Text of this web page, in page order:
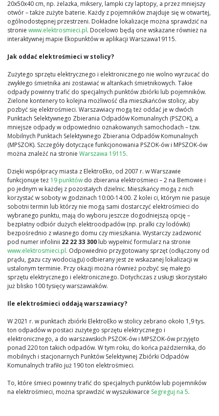
20x50x40 cm, np. żelazka, miksery, lampki czy laptopy, a przez mniejszy
otwór – także zużyte baterie. Każdy z pojemników znajduje się w otwartej,
ogólnodostępnej przestrzeni. Dokładne lokalizacje można sprawdzić na
stronie www.elektrosmieci.pl. Docelowo będą one wskazane również na
interaktywnej mapie Ekopunktów w aplikacji Warszawa19115.
Jak oddać elektrośmieci w stolicy?
Zużytego sprzętu elektrycznego i elektronicznego nie wolno wyrzucać do
zwykłego śmietnika ani zostawiać w altankach śmietnikowych. Takie
odpady powinny trafić do specjalnych punktów zbiórki lub pojemników.
Zielone kontenery to kolejna możliwość dla mieszkańców stolicy, aby
pozbyć się elektrośmieci. Warszawiacy mogą też oddać je w dwóch
Punktach Selektywnego Zbierania Odpadów Komunalnych (PSZOK), a
mniejsze odpady w odpowiednio oznakowanych samochodach – tzw.
Mobilnych Punktach Selektywnego Zbierania Odpadów Komunalnych
(MPSZOK). Szczegóły dotyczące funkcjonowania PSZOK-ów i MPSZOK-ów
można znaleźć na stronie Warszawa 19115.
Dzięki współpracy miasta z ElektroEko, od 2007 r. w Warszawie
funkcjonuje też 19 punktów do zbierania elektrośmieci – 2 na Bemowie i
po jednym w każdej z pozostałych dzielnic. Mieszkańcy mogą z nich
korzystać w soboty w godzinach 10:00-14:00. Z kolei ci, którym nie pasuje
sobotni termin lub którzy nie mogą sami dostarczyć elektrośmieci do
wybranego punktu, mają do wyboru jeszcze dogodniejszą opcję –
bezpłatny odbiór dużych elektroodpadów (np. pralki czy lodówki)
bezpośrednio z własnego domu czy mieszkania. Wystarczy zadzwonić
pod numer infolinii 22 22 33 300 lub wypełnić formularz na stronie
www.elektrosmieci.pl. Odpowiednio przygotowany sprzęt (odłączony od
prądu, gazu czy wodociągu) odbierany jest ze wskazanej lokalizacji w
ustalonym terminie. Przy okazji można również pozbyć się małego
sprzętu elektrycznego i elektronicznego. Dotychczas z usługi skorzystało
już blisko 100 tysięcy warszawiaków.
Ile elektrośmieci oddają warszawiacy?
W 2021 r. w punktach zbiórki ElektroEko w stolicy zebrano około 1,9 tys.
ton odpadów w postaci zużytego sprzętu elektrycznego i
elektronicznego, a do warszawskich PSZOK-ów i MPSZOK-ów przyjęto
ponad 220 ton takich odpadów. W tym roku, do końca października, do
mobilnych i stacjonarnych Punktów Selektywnej Zbiórki Odpadów
Komunalnych trafiło już 190 ton elektrośmieci.
To, które śmieci powinny trafić do specjalnych punktów lub pojemników
na elektrośmieci, można sprawdzić w wyszukiwarce Segreguj na 5.